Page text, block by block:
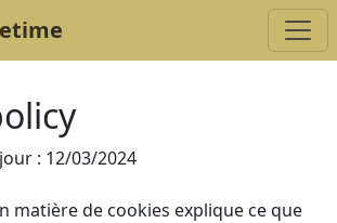
: 12/03/2024
matière de cookies explique ce que